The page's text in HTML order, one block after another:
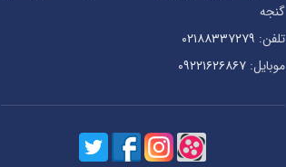
گنجه
تلفن: ۰۲۱۸۸۳۳۷۲۷۹
موبایل: ۰۹۲۲۱۶۲۶۸۶۷